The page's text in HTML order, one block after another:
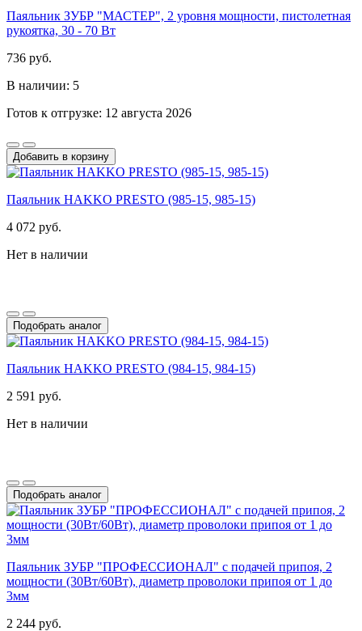
Паяльник ЗУБР "МАСТЕР", 2 уровня мощности, пистолетная
рукоятка, 30 - 70 Вт
736 руб.
В наличии: 5
Готов к отгрузке: 12 августа 2026
Добавить в корзину
Паяльник HAKKO PRESTO (985-15, 985-15)
4 072 руб.
Нет в наличии
Подобрать аналог
Паяльник HAKKO PRESTO (984-15, 984-15)
2 591 руб.
Нет в наличии
Подобрать аналог
Паяльник ЗУБР "ПРОФЕССИОНАЛ" с подачей припоя, 2
мощности (30Вт/60Вт), диаметр проволоки припоя от 1 до
3мм
2 244 руб.